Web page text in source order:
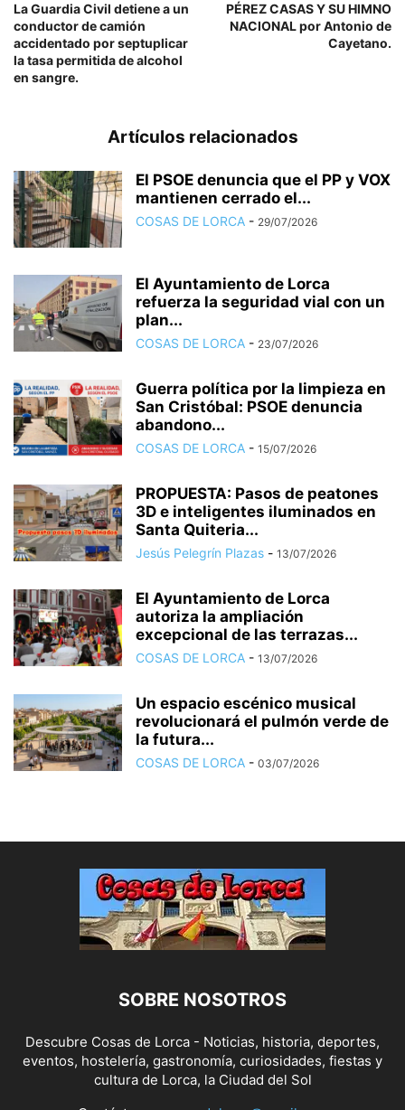
La Guardia Civil detiene a un
conductor de camión
accidentado por septuplicar
la tasa permitida de alcohol
en sangre.
PÉREZ CASAS Y SU HIMNO
NACIONAL por Antonio de
Cayetano.
Artículos relacionados
El PSOE denuncia que el PP y VOX
mantienen cerrado el...
COSAS DE LORCA - 29/07/2026
El Ayuntamiento de Lorca
refuerza la seguridad vial con un
plan...
COSAS DE LORCA - 23/07/2026
Guerra política por la limpieza en
San Cristóbal: PSOE denuncia
abandono...
COSAS DE LORCA - 15/07/2026
PROPUESTA: Pasos de peatones
3D e inteligentes iluminados en
Santa Quiteria...
Jesús Pelegrín Plazas - 13/07/2026
El Ayuntamiento de Lorca
autoriza la ampliación
excepcional de las terrazas...
COSAS DE LORCA - 13/07/2026
Un espacio escénico musical
revolucionará el pulmón verde de
la futura...
COSAS DE LORCA - 03/07/2026
SOBRE NOSOTROS
Descubre Cosas de Lorca - Noticias, historia, deportes,
eventos, hostelería, gastronomía, curiosidades, fiestas y
cultura de Lorca, la Ciudad del Sol